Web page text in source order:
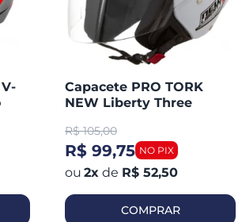
Capacete PRO TORK
NEW Liberty Three
R$ 105,00
R$ 99,75
2x de R$ 52,50
COMPRAR